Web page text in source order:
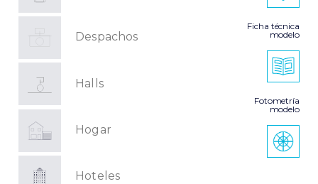
Despachos
Halls
Hogar
Hoteles
Ficha técnica
modelo
Fotometría
modelo